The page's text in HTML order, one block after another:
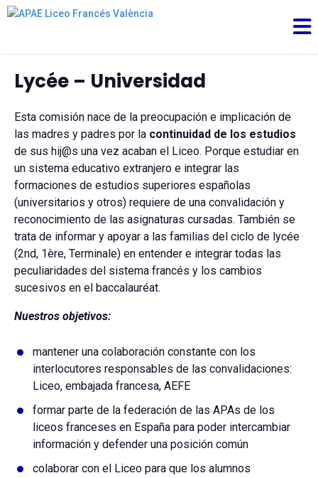
Lycée – Universidad
Esta comisión nace de la preocupación e implicación de
las madres y padres por la continuidad de los estudios
de sus hij@s una vez acaban el Liceo. Porque estudiar en
un sistema educativo extranjero e integrar las
formaciones de estudios superiores españolas
(universitarios y otros) requiere de una convalidación y
reconocimiento de las asignaturas cursadas. También se
trata de informar y apoyar a las familias del ciclo de lycée
(2nd, 1ère, Terminale) en entender e integrar todas las
peculiaridades del sistema francés y los cambios
sucesivos en el baccalauréat.
Nuestros objetivos:
mantener una colaboración constante con los
interlocutores responsables de las convalidaciones:
Liceo, embajada francesa, AEFE
formar parte de la federación de las APAs de los
liceos franceses en España para poder intercambiar
información y defender una posición común
colaborar con el Liceo para que los alumnos